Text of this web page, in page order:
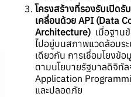
โครงสร้างที่รองรับเปิดรั
เคลื่อนด้วย API (Data
Architecture) เมื่อฐาน
ไปอยู่บนสภาพแวดล้อมร
เดียวกัน การเชื่อมโยงข้
ตามนโยบายรัฐบาลดิจิทั
Application
และปลอดภัย